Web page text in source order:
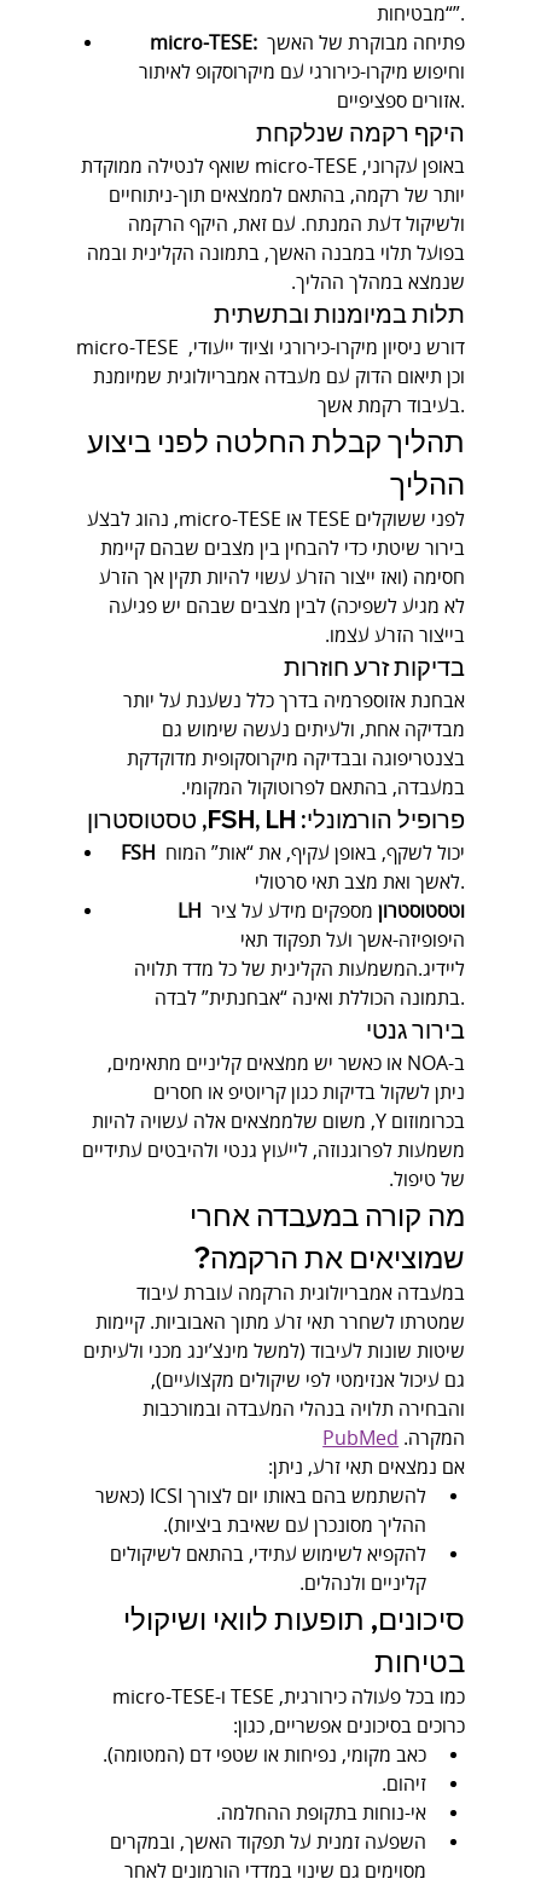
“מבטיחות”.
micro-TESE:
וחיפוש מיקרו-כירורגי עם מיקרוסקופ לאיתור
אזורים ספציפיים.
היקף רקמה שנלקחת
באופן עקרוני, micro-TESE שואף לנטילה ממוקדת
יותר של רקמה, בהתאם לממצאים תוך-ניתוחיים
ולשיקול דעת המנתח. עם זאת, היקף הרקמה
בפועל תלוי במבנה האשך, בתמונה הקלינית ובמה
שנמצא במהלך ההליך.
תלות במיומנות ובתשתית
micro-TESE דורש ניסיון מיקרו-כירורגי וציוד ייעודי,
וכן תיאום הדוק עם מעבדה אמבריולוגית שמיומנת
בעיבוד רקמת אשך.
תהליך קבלת החלטה לפני ביצוע
ההליך
לפני ששוקלים TESE או micro-TESE, נהוג לבצע
בירור שיטתי כדי להבחין בין מצבים שבהם קיימת
חסימה (ואז ייצור הזרע עשוי להיות תקין אך הזרע
לא מגיע לשפיכה) לבין מצבים שבהם יש פגיעה
בייצור הזרע עצמו.
בדיקות זרע חוזרות
אבחנת אזוספרמיה בדרך כלל נשענת על יותר
מבדיקה אחת, ולעיתים נעשה שימוש גם
בצנטריפוגה ובבדיקה מיקרוסקופית מדוקדקת
במעבדה, בהתאם לפרוטוקול המקומי.
פרופיל הורמונלי: FSH, LH, טסטוסטרון
FSH
לאשך ואת מצב תאי סרטולי.
LH וטסטוסטרון מספקים מידע על ציר
היפופיזה-אשך ועל תפקוד תאי
ליידיג.המשמעות הקלינית של כל מדד תלויה
בתמונה הכוללת ואינה “אבחנתית” לבדה.
בירור גנטי
ב-NOA או כאשר יש ממצאים קליניים מתאימים,
ניתן לשקול בדיקות כגון קריוטיפ או חסרים
בכרומוזום Y, משום שלממצאים אלה עשויה להיות
משמעות לפרוגנוזה, לייעוץ גנטי ולהיבטים עתידיים
של טיפול.
מה קורה במעבדה אחרי
שמוציאים את הרקמה?
במעבדה אמבריולוגית הרקמה עוברת עיבוד
שמטרתו לשחרר תאי זרע מתוך האבוביות. קיימות
שיטות שונות לעיבוד (למשל מינצ’ינג מכני ולעיתים
גם עיכול אנזימטי לפי שיקולים מקצועיים),
והבחירה תלויה בנהלי המעבדה ובמורכבות
המקרה. PubMed
אם נמצאים תאי זרע, ניתן:
להשתמש בהם באותו יום לצורך ICSI (כאשר
ההליך מסונכרן עם שאיבת ביציות).
להקפיא לשימוש עתידי, בהתאם לשיקולים
קליניים ולנהלים.
סיכונים, תופעות לוואי ושיקולי
בטיחות
כרוכים בסיכונים אפשריים, כגון:
כאב מקומי, נפיחות או שטפי דם (המטומה).
זיהום.
אי-נוחות בתקופת ההחלמה.
השפעה זמנית על תפקוד האשך, ובמקרים
מסוימים גם שינוי במדדי הורמונים לאחר